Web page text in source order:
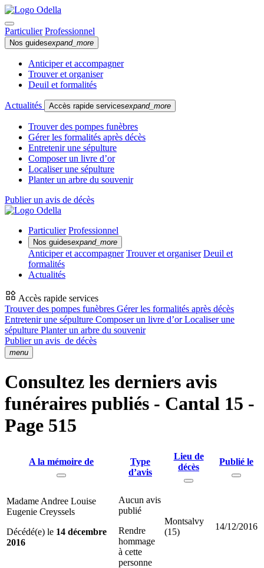
Particulier Professionnel
Nos guidesexpand_more
Anticiper et accompagner
Trouver et organiser
Deuil et formalités
Actualités Accès rapide servicesexpand_more
Trouver des pompes funèbres
Gérer les formalités après décès
Entretenir une sépulture
Composer un livre d’or
Localiser une sépulture
Planter un arbre du souvenir
Publier un avis de décès
Particulier Professionnel
Nos guidesexpand_more
Anticiper et accompagner Trouver et organiser Deuil et
formalités
Actualités
Accès rapide services
Trouver des pompes funèbres Gérer les formalités après décès
Entretenir une sépulture Composer un livre d’orLocaliser une
sépulture Planter un arbre du souvenir
Publier un avis de décès
menu
Consultez les derniers avis
funéraires publiés - Cantal 15 -
Page 515
A la mémoire de
Type
d’avis
Lieu de
décès
Publié le
Madame Andree Louise
Eugenie Creyssels
Décédé(e) le 14 décembre
2016
Aucun avis
publié
Rendre
hommage
à cette
personne
Montsalvy
(15)
14/12/2016